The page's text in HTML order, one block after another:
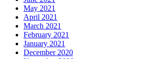
May 2021
April 2021
March 2021
February 2021
January 2021
December 2020